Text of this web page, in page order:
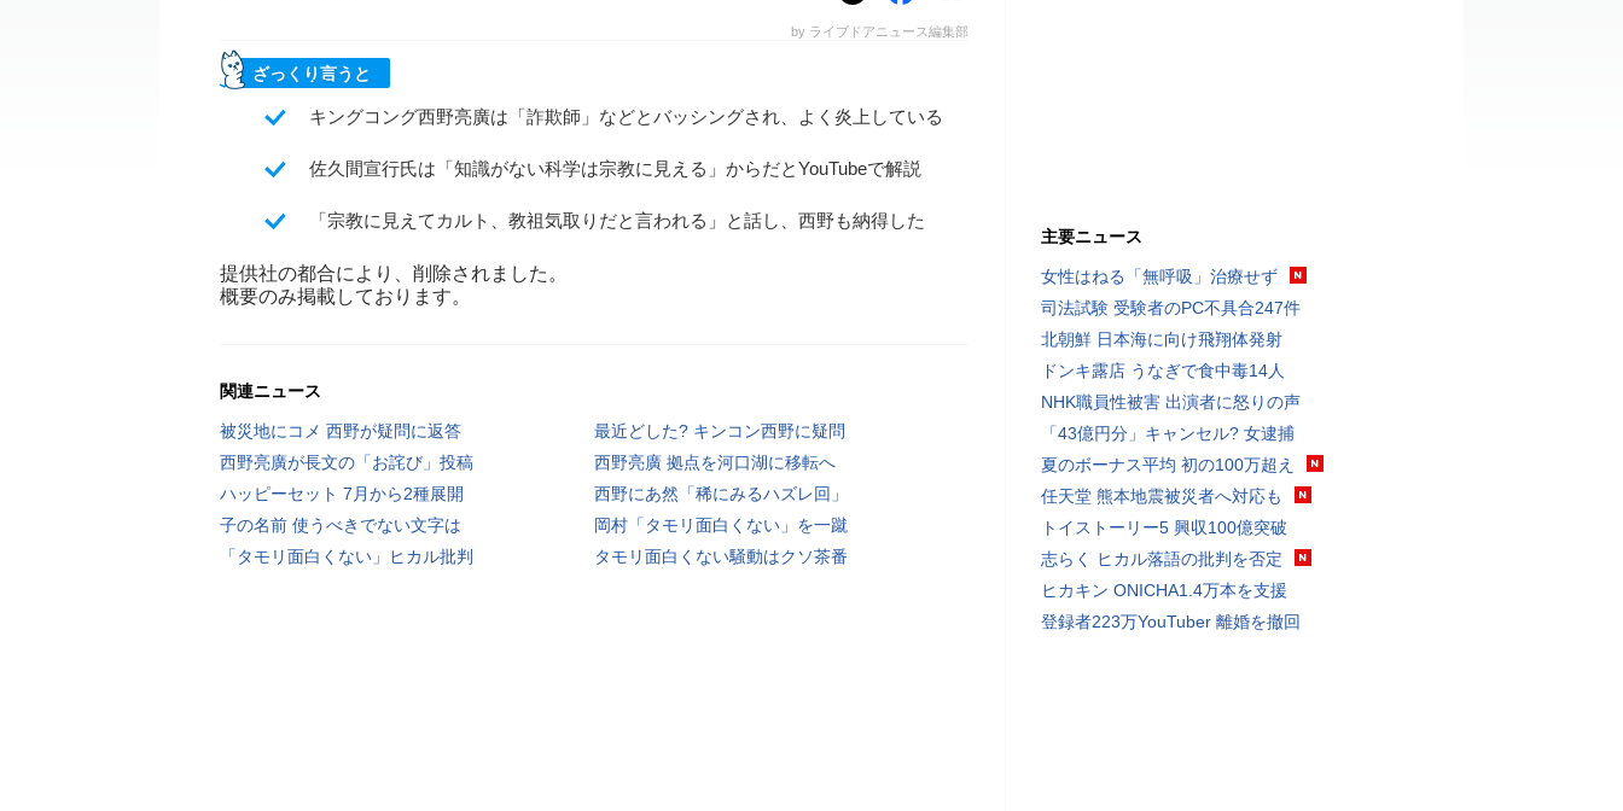
by ライブドアニュース編集部
ざっくり言うと
キングコング西野亮廣は「詐欺師」などとバッシングされ、よく炎上している
佐久間宣行氏は「知識がない科学は宗教に見える」からだとYouTubeで解説
「宗教に見えてカルト、教祖気取りだと言われる」と話し、西野も納得した
提供社の都合により、削除されました。
概要のみ掲載しております。
関連ニュース
被災地にコメ 西野が疑問に返答
最近どした? キンコン西野に疑問
西野亮廣が長文の「お詫び」投稿
西野亮廣 拠点を河口湖に移転へ
ハッピーセット 7月から2種展開
西野にあ然「稀にみるハズレ回」
子の名前 使うべきでない文字は
岡村「タモリ面白くない」を一蹴
「タモリ面白くない」ヒカル批判
タモリ面白くない騒動はクソ茶番
主要ニュース
女性はねる「無呼吸」治療せず
司法試験 受験者のPC不具合247件
北朝鮮 日本海に向け飛翔体発射
ドンキ露店 うなぎで食中毒14人
NHK職員性被害 出演者に怒りの声
「43億円分」キャンセル? 女逮捕
夏のボーナス平均 初の100万超え
任天堂 熊本地震被災者へ対応も
トイストーリー5 興収100億突破
志らく ヒカル落語の批判を否定
ヒカキン ONICHA1.4万本を支援
登録者223万YouTuber 離婚を撤回